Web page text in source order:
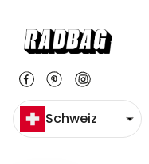
Schweiz